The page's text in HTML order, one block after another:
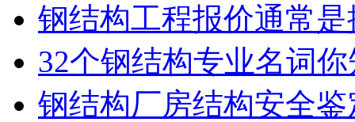
钢结构工程报价通常是
32个钢结构专业名词
钢结构厂房结构安全